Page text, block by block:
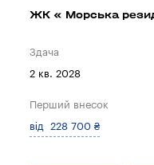
ЖК « Морська
Здача
2 кв. 2028
Перший внесок
від 228 700 ₴